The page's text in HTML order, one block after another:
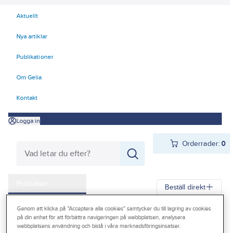
Aktuellt
Nya artiklar
Publikationer
Om Gelia
Kontakt
Logga in
Orderrader:0
Outlet
Beställ direkt
Gelia Produkter Gelia Ventilation
Ventilationssystem
Ventilationssystem PAX
Genom att klicka på "Acceptera alla cookies" samtycker du till lagring av cookies
på din enhet för att förbättra navigeringen på webbplatsen, analysera
webbplatsens användning och bistå i våra marknadsföringsinsatser.